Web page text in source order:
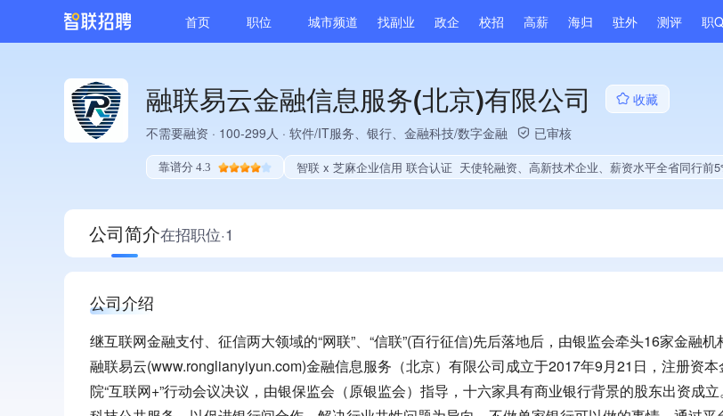
首页 职位 城市频道 找副业 政企 校招 高薪 海归 驻外 测评 职Q
融联易云金融信息服务(北京)有限公司
收藏
不需要融资 · 100-299人 · 软件/IT服务、银行、金融科技/数字金融 已审核
靠谱分 4.3 智联 x 芝麻企业信用 联合认证 天使轮融资、高新技术企业、薪资水平全省同行前5%、A级纳税人、多产业布局、拥有自主品牌、经营年限全国同行前20%、权威管理体
公司简介在招职位·1
公司介绍
继互联网金融支付、征信两大领域的“网联”、“信联”(百行征信)先后落地后，由银监会牵头16家金融机
融联易云(www.ronglianyiyun.com)金融信息服务（北京）有限公司成立于2017年9月21日，注册资
院“互联网+”行动会议决议，由银保监会（原银监会）指导，十六家具有商业银行背景的股东出资成